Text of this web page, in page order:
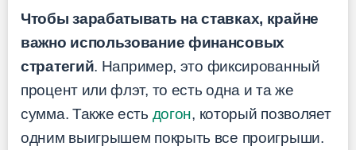
Чтобы зарабатывать на ставках, крайне
важно использование финансовых
стратегий. Например, это фиксированный
процент или флэт, то есть одна и та же
сумма. Также есть догон, который позволяет
одним выигрышем покрыть все проигрыши.